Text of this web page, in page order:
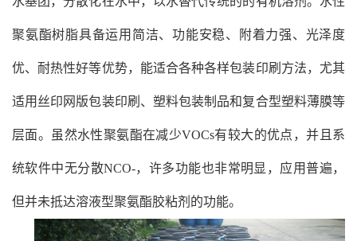
聚氨酯树脂具备运用简洁、功能安稳、附着力强、光泽度
优、耐热性好等优势，能适合各种各样包装印刷方法，尤其
适用丝印网版包装印刷、塑料包装制品和复合型塑料薄膜等
层面。虽然水性聚氨酯在减少VOCs有较大的优点，并且系
统软件中无分散NCO-，许多功能也非常明显，应用普遍，
但并未抵达溶液型聚氨酯胶粘剂的功能。